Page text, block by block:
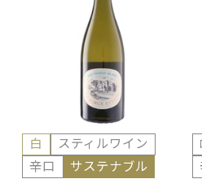
白
スティルワイン
辛口
サステナブル